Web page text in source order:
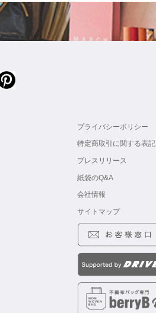
プライバシーポリシー
特定商取引に関する表記
プレスリリース
紙袋のQ&A
会社情報
サイトマップ